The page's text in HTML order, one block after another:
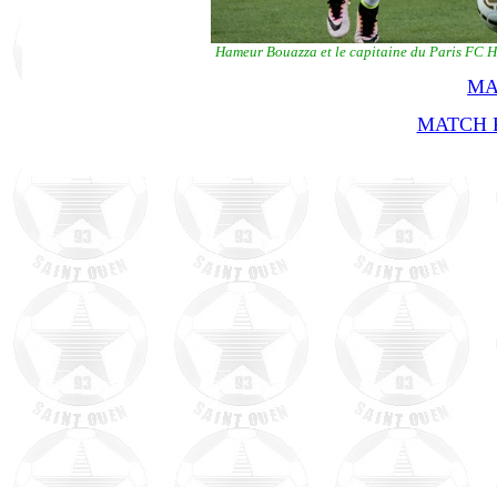
Hameur Bouazza et le capitaine du Paris FC
MATCH